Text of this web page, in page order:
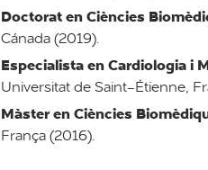
Doctorat en Ciències
Cánada (2019).
Especialista en Cardiologia i
Universitat de Saint-Étienne,
Màster en Ciències
França (2016).